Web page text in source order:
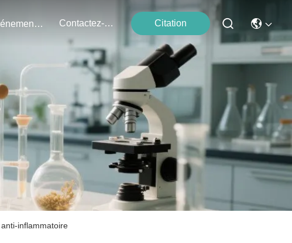
Événements Contactez-Nous Citation
inflammatoire